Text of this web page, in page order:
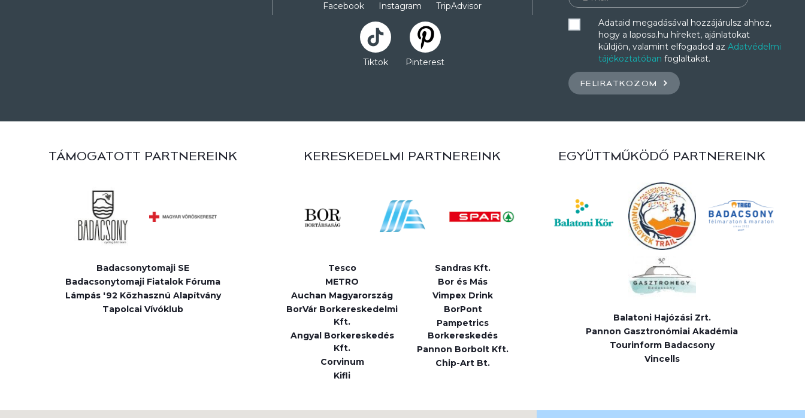
Facebook Instagram TripAdvisor
Tiktok Pinterest
Adataid megadásával hozzájárulsz ahhoz,
hogy a laposa.hu híreket, ajánlatokat
küldjön, valamint elfogadod az Adatvédelmi
tájékoztatóban foglaltakat.
FELIRATKOZOM
TÁMOGATOTT PARTNEREINK
Badacsonytomaji SE
Badacsonytomaji Fiatalok Fóruma
Lámpás '92 Közhasznú Alapítvány
Tapolcai Vívóklub
KERESKEDELMI PARTNEREINK
Tesco
METRO
Auchan Magyarország
BorVár Borkereskedelmi
Kft.
Angyal Borkereskedés
Kft.
Corvinum
Kifli
Sandras Kft.
Bor és Más
Vimpex Drink
BorPont
Pampetrics
Borkereskedés
Pannon Borbolt Kft.
Chip-Art Bt.
EGYÜTTMŰKÖDŐ PARTNEREINK
Balatoni Hajózási Zrt.
Pannon Gasztronómiai Akadémia
Tourinform Badacsony
Vincells